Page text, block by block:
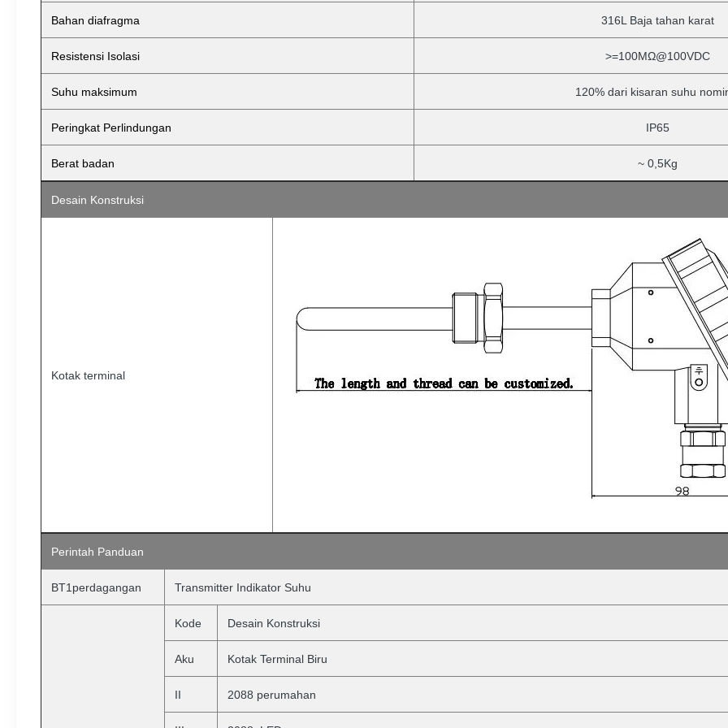
Bahan diafragma 316L Baja tahan karat
Resistensi Isolasi >=100MΩ@100VDC
Suhu maksimum 120% dari kisaran suhu
Peringkat Perlindungan IP65
Berat badan ~ 0,5Kg
Desain Konstruksi
Kotak terminal
Perintah Panduan
BT1perdagangan Transmitter Indikator Suhu
Kode Desain Konstruksi
Aku Kotak Terminal Biru
II 2088 perumahan